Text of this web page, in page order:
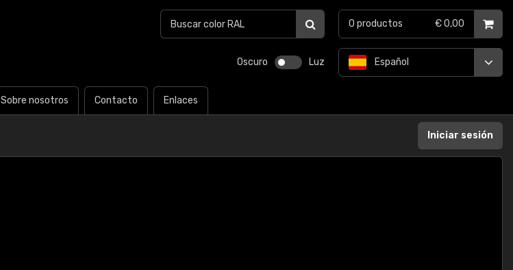
Oscuro Luz
Sobre nosotros Contacto Enlaces
Español
0 productos € 0,00
Iniciar sesión